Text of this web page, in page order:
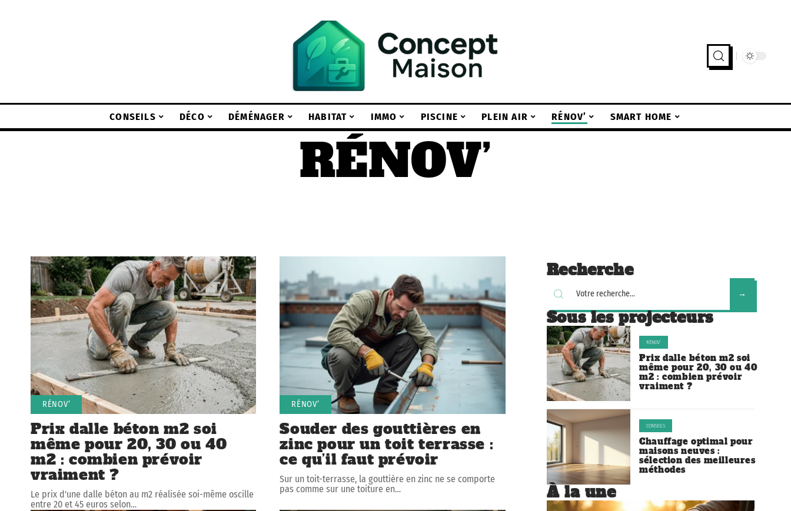
CONSEILS DÉCO DÉMÉNAGER HABITAT IMMO PISCINE PLEIN AIR RÉNOV’ SMART HOME
RÉNOV’
RÉNOV’
Prix dalle béton m2 soi
même pour 20, 30 ou 40
m2 : combien prévoir
vraiment ?
Le prix d'une dalle béton au m2 réalisée soi-même oscille
entre 20 et 45 euros selon…
RÉNOV’
Souder des gouttières en
zinc pour un toit terrasse :
ce qu’il faut prévoir
Sur un toit-terrasse, la gouttière en zinc ne se comporte
pas comme sur une toiture en…
Recherche
Sous les projecteurs
RÉNOV’
Prix dalle béton m2 soi
même pour 20, 30 ou 40
m2 : combien prévoir
vraiment ?
CONSEILS
Chauffage optimal pour
maisons neuves :
sélection des meilleures
méthodes
À la une